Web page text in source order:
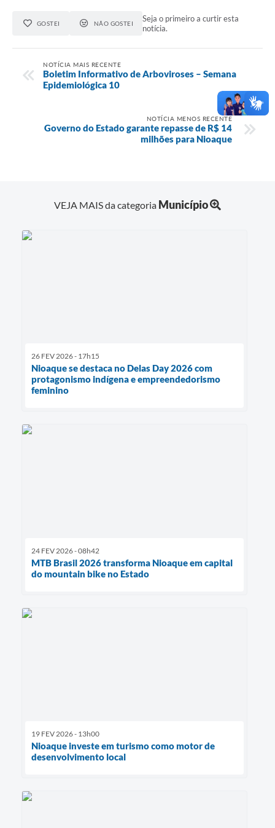
GOSTEI NÃO GOSTEI
Seja o primeiro a curtir esta
notícia.
NOTÍCIA MAIS RECENTE
Boletim Informativo de Arboviroses – Semana
Epidemiológica 10
NOTÍCIA MENOS RECENTE
Governo do Estado garante repasse de R$ 14
milhões para Nioaque
VEJA MAIS da categoria Município
26 FEV 2026 - 17h15
Nioaque se destaca no Delas Day 2026 com
protagonismo indígena e empreendedorismo
feminino
24 FEV 2026 - 08h42
MTB Brasil 2026 transforma Nioaque em capital
do mountain bike no Estado
19 FEV 2026 - 13h00
Nioaque investe em turismo como motor de
desenvolvimento local